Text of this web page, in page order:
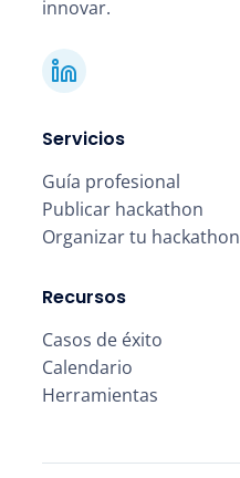
innovar.
Servicios
Guía profesional
Publicar hackathon
Organizar tu hackathon
Recursos
Casos de éxito
Calendario
Herramientas